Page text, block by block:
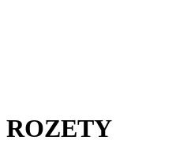
ROZETY